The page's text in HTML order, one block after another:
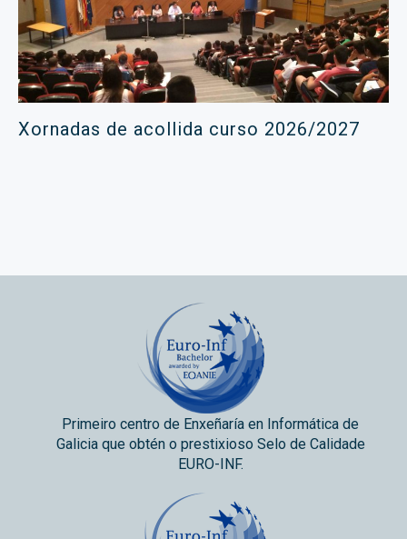
Xornadas de acollida curso 2026/2027
Primeiro centro de Enxeñaría en Informática de
Galicia que obtén o prestixioso Selo de Calidade
EURO-INF.